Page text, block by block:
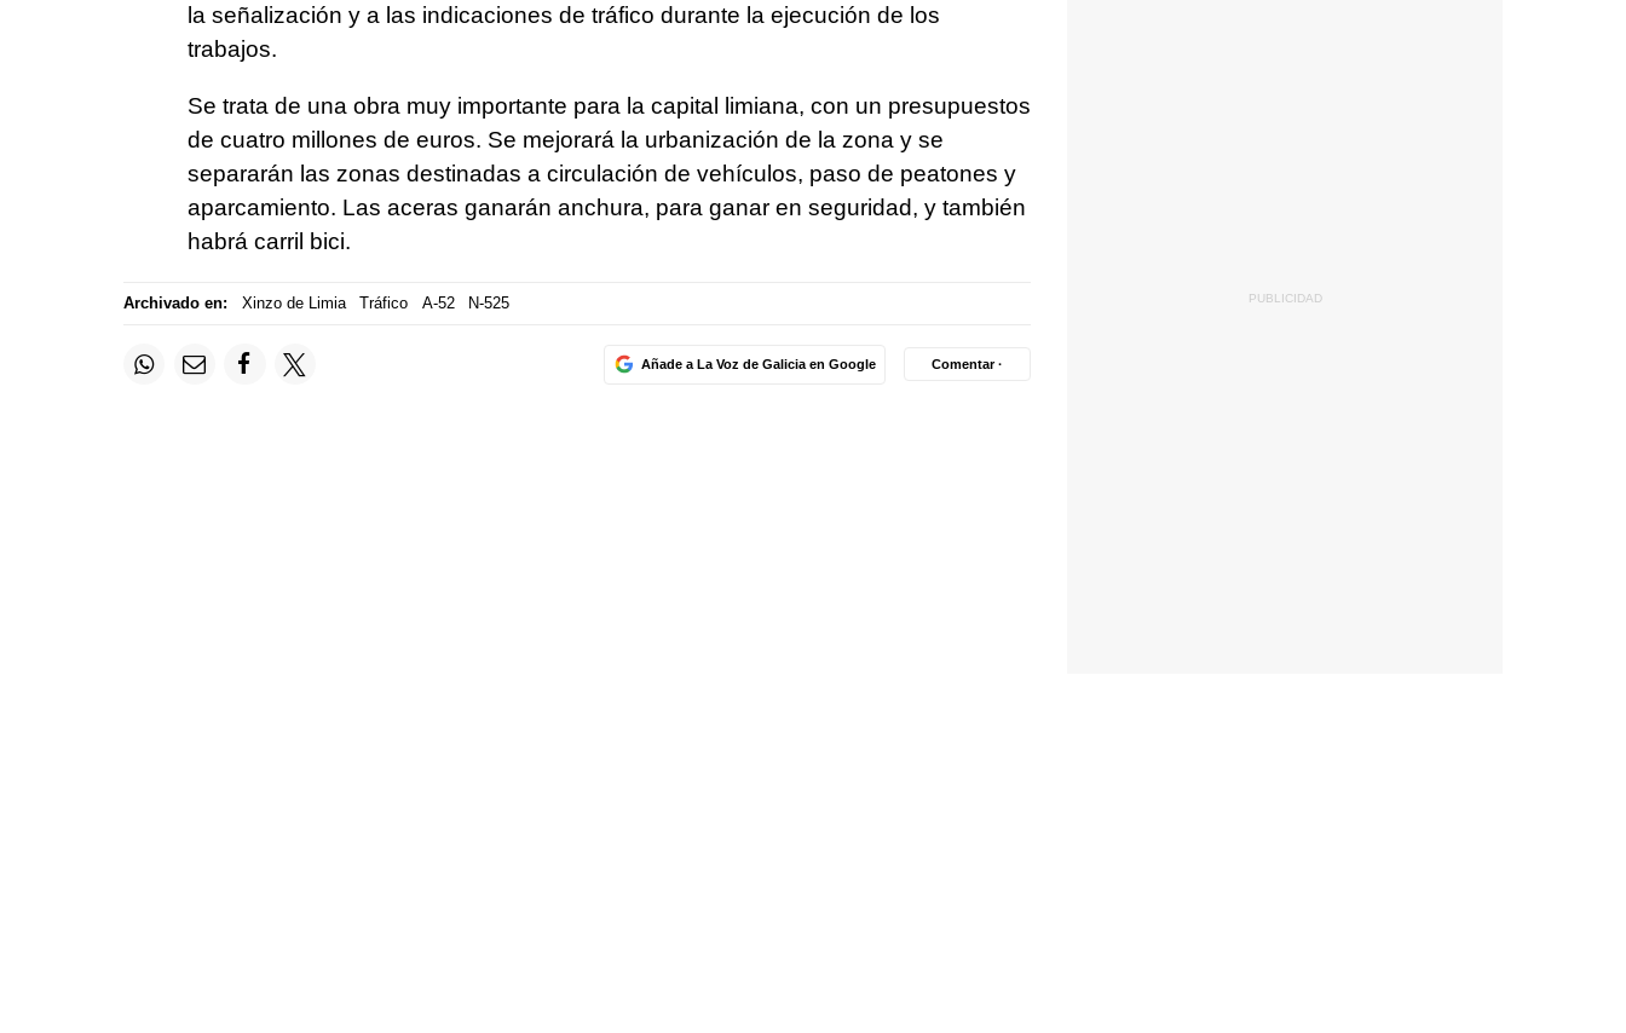
la señalización y a las indicaciones de tráfico durante la ejecución de los
trabajos.
Se trata de una obra muy importante para la capital limiana, con un presupuestos
de cuatro millones de euros. Se mejorará la urbanización de la zona y se
separarán las zonas destinadas a circulación de vehículos, paso de peatones y
aparcamiento. Las aceras ganarán anchura, para ganar en seguridad, y también
habrá carril bici.
Archivado en: Xinzo de Limia Tráfico A-52 N-525
Añade a La Voz de Galicia en Google Comentar ·